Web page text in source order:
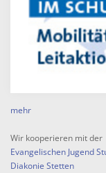
mehr
Wir kooperieren mit der
Evangelischen Jugend
Diakonie Stetten